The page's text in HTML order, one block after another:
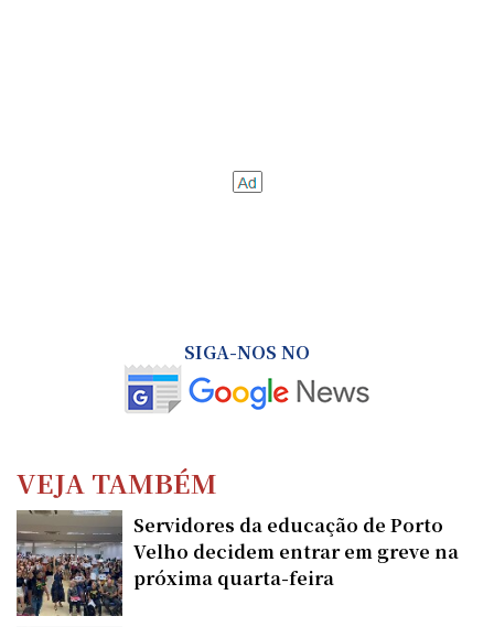
SIGA-NOS NO
VEJA TAMBÉM
Servidores da educação de Porto
Velho decidem entrar em greve na
próxima quarta-feira